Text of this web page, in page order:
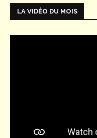
LA VIDÉO DU MOIS